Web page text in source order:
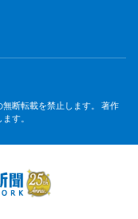
断転載を禁止します。 著作
す。